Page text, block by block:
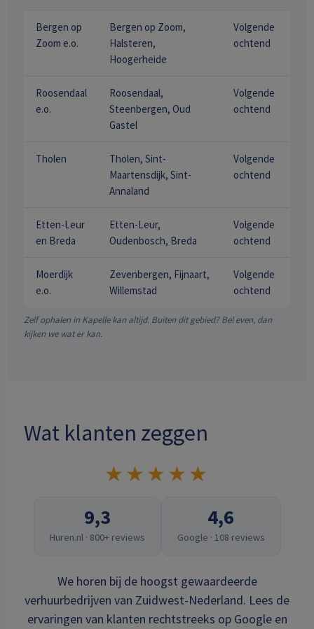
Bergen op
Zoom e.o.
Bergen op Zoom,
Halsteren,
Hoogerheide
Volgende
ochtend
Roosendaal
e.o.
Roosendaal,
Steenbergen, Oud
Gastel
Volgende
ochtend
Tholen
Tholen, Sint-
Maartensdijk, Sint-
Annaland
Volgende
ochtend
Etten-Leur
en Breda
Etten-Leur,
Oudenbosch, Breda
Volgende
ochtend
Moerdijk
e.o.
Zevenbergen, Fijnaart,
Willemstad
Volgende
ochtend
Zelf ophalen in Kapelle kan altijd. Buiten dit gebied? Bel even, dan
kijken we wat er kan.
Wat klanten zeggen
★★★★★
9,3
Huren.nl · 800+ reviews
4,6
Google · 108 reviews
We horen bij de hoogst gewaardeerde
verhuurbedrijven van Zuidwest-Nederland. Lees de
ervaringen van klanten rechtstreeks op Google en